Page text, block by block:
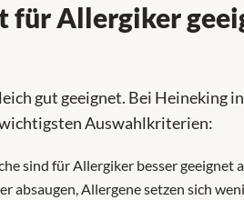
für Allergiker
gut geeignet. Bei Heineking
Auswahlkriterien:
sind für Allergiker besser geeignet
absaugen, Allergene setzen sich